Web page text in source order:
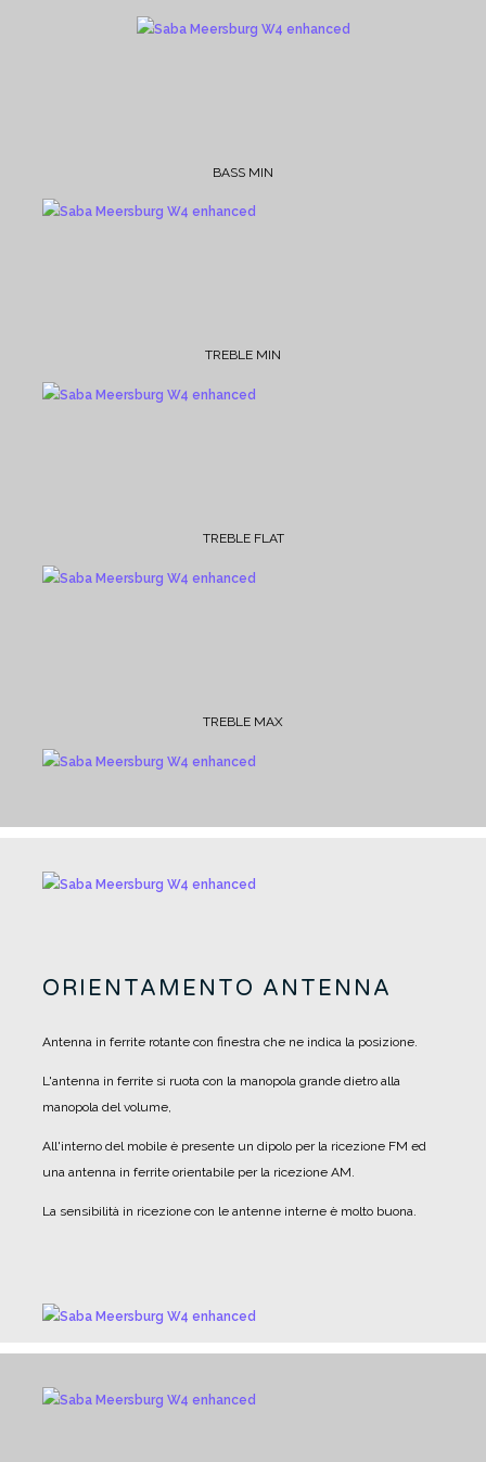
BASS MIN
TREBLE MIN
TREBLE FLAT
TREBLE MAX
ORIENTAMENTO ANTENNA
Antenna in ferrite rotante con finestra che ne indica la posizione.
L'antenna in ferrite si ruota con la manopola grande dietro alla
manopola del volume,
All'interno del mobile è presente un dipolo per la ricezione FM ed
una antenna in ferrite orientabile per la ricezione AM.
La sensibilità in ricezione con le antenne interne è molto buona.